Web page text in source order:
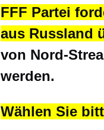
FFF Partei
aus Russland
von Nord-
werden.
Wählen Sie